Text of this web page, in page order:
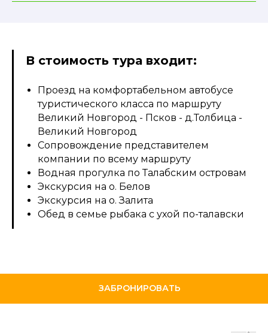
В стоимость тура входит:
Проезд на комфортабельном автобусе
туристического класса по маршруту
Великий Новгород - Псков - д.Толбица -
Великий Новгород
Сопровождение представителем
компании по всему маршруту
Водная прогулка по Талабским островам
Экскурсия на о. Белов
Экскурсия на о. Залита
Обед в семье рыбака с ухой по-талавски
ЗАБРОНИРОВАТЬ